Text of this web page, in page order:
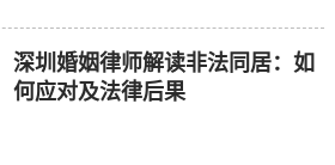
深圳婚姻律师解读非法同居：如
何应对及法律后果